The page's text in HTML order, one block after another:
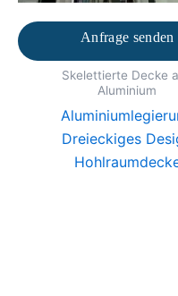
Anfrage senden
Skelettierte Decke
Aluminium
Dreieckiges